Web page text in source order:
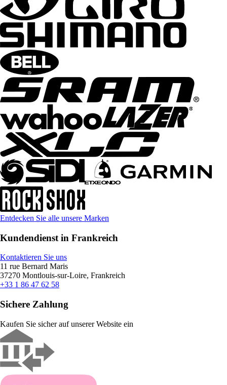
Entdecken Sie alle unsere Marken
Kundendienst in Frankreich
Kontaktieren Sie uns
11 rue Bernard Maris
37270 Montlouis-sur-Loire, Frankreich
+33 1 86 47 62 58
Sichere Zahlung
Kaufen Sie sicher auf unserer Website ein